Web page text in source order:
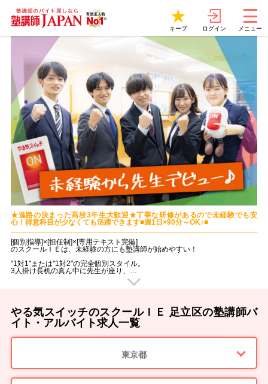
キープ ログイン メニュー
★進路の決まった高校3年生大歓迎★丁寧な研修があるので未経験でも安
心！得意科目が少なくても活躍できます■週1日×90分～OK♪■
[個別指導]×[担任制]×[専用テキスト完備]
のスクールＩＥは、未経験の方にも塾講師が始めやすい！
"1対1"または"1対2"の完全個別スタイル。
3人掛け長机の真ん中に先生が座り、
生徒のすぐ隣で勉強を教えていただきます。
「今の言い方だと伝わらなかったかな？」
「困った表情をしているからもう少し補足が必要かな？」
子どもたちのすぐ近くにいるからこそ、
ちょっとした変化にも気づけて教えやすいのです。
その瞬間を見られるのは個別指導ならではのヤリガイです。
・手洗いやアルコール消毒の徹底
・教室内の消毒（教室内や備品など毎日の消毒を徹底しています）
やる気スイッチのスクールＩＥ 足立区の塾講師バ
イト・アルバイト求人一覧
東京都